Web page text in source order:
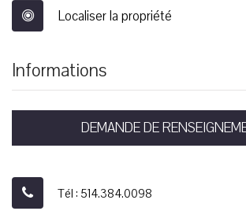
Localiser la propriété
Informations
DEMANDE DE
Tél : 514.384.0098